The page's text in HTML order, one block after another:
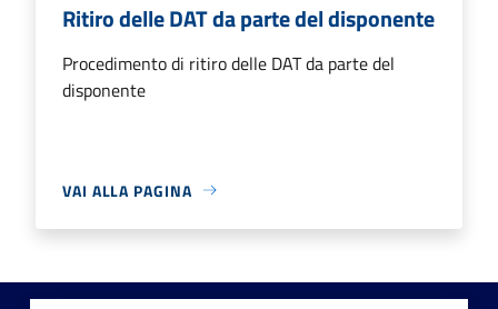
Ritiro delle DAT da parte del disponente
Procedimento di ritiro delle DAT da parte del
disponente
VAI ALLA PAGINA